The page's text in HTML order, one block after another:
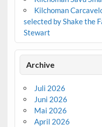
Kilchoman
selected by Shake the
Stewart
Archive
Juli 2026
Juni 2026
Mai 2026
April 2026